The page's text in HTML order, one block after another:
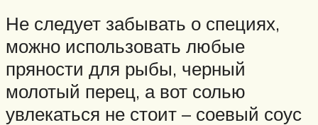
Не следует забывать о специях,
можно использовать любые
пряности для рыбы, черный
молотый перец, а вот солью
увлекаться не стоит – соевый соус